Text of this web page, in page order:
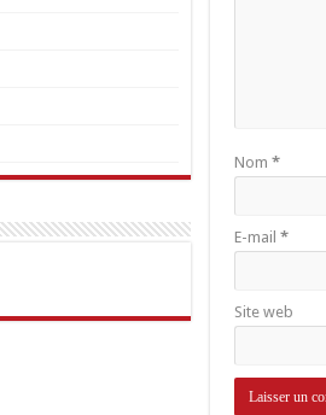
Nom *
E-mail *
Site web